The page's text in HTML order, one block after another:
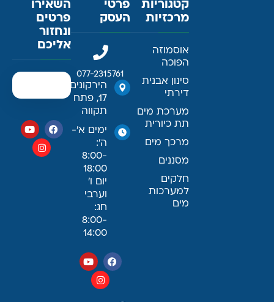
קטגוריות
מרכזיות
אוסמוזה
הפוכה
סינון אבנית
דירתי
מערכת מים
תת כיורית
מרכך מים
מסננים
חלקים
למערכות
מים
פרטי
העסק
077-2315761
הירקונים
17, פתח
תקווה
ימים א׳-
ה׳:
8:00-
18:00
יום ו׳
וערבי
חג:
8:00-
14:00
השאירו
פרטים
ונחזור
אליכם